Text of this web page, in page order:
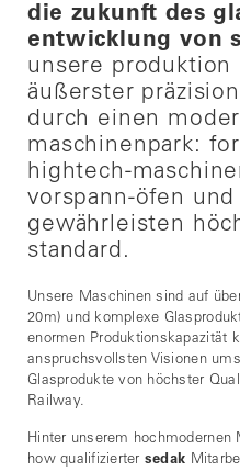
die zukunft des
entwicklung von
unsere
äußerster
durch einen
maschinenpark:
hightech-
vorspann-öfen
gewährleisten
standard.
Unsere Maschinen sind auf
20m) und komplexe
enormen Produktionskapazität
anspruchsvollsten Visionen
Glasprodukte von höchster
Railway.
Hinter unserem
how qualifizierter sedak